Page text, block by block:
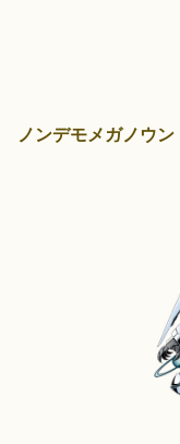
ノンデモメガノウン